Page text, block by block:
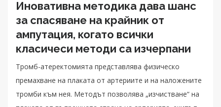
Иновативна методика дава шанс
за спасяване на крайник от
ампутация, когато всички
класичеси методи са изчерпани
Тромб-атеректомията представлява физическо
премахване на плаката от артериите и на наложените
тромби към нея. Методът позволява „изчистване“ на